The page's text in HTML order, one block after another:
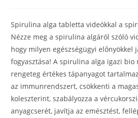
Spirulina alga tabletta videókkal a
Nézze meg a spirulina algáról szóló
hogy milyen egészségügyi
fogyasztása! A spirulina alga igazi
rengeteg értékes tápanyagot
az immunrendszert, csökkenti a
koleszterint, szabályozza a
anyagcserét, javítja az emésztést,